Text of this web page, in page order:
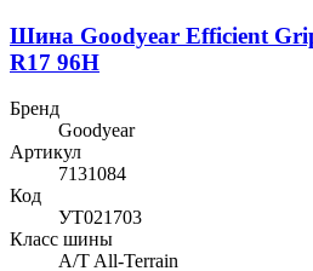
Шина Goodyear Efficient
R17 96H
Бренд
Goodyear
Артикул
7131084
Код
УТ021703
Класс шины
A/T All-Terrain